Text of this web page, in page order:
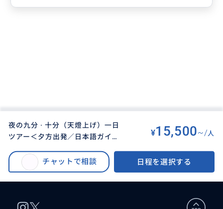
夜の九分 · 十分（天燈上げ）一日
ツアー＜夕方出発／日本語ガイド
散OK＞
¥15,500~/人
チャットで相談 日程を選択する
十分（天燈上げ）＆夜の九份観光ツアー 夕方に天燈体験・夜は九份散策 ＜16
時台出発／日本語ガイド／士林夜市で解散可＞